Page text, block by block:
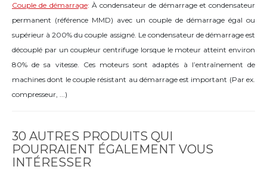
Couple de démarrage: À condensateur de démarrage et condensateur
permanent (référence MMD) avec un couple de démarrage égal ou
supérieur à 200% du couple assigné. Le condensateur de démarrage est
découplé par un coupleur centrifuge lorsque le moteur atteint environ
80% de sa vitesse. Ces moteurs sont adaptés à l’entraînement de
machines dont le couple résistant au démarrage est important (Par ex.
compresseur, ...)
30 AUTRES PRODUITS QUI
POURRAIENT ÉGALEMENT VOUS
INTÉRESSER